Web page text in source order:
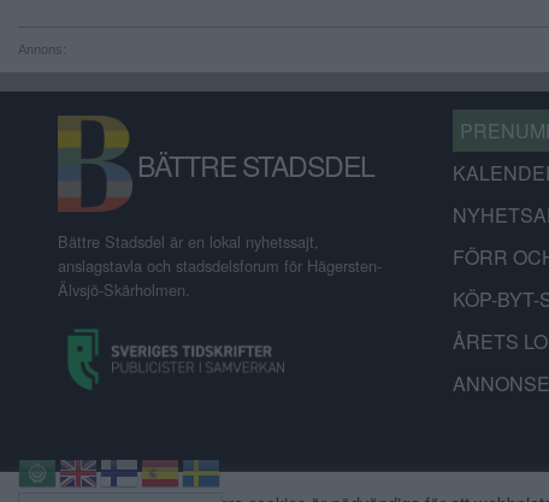
Annons:
BÄTTRE STADSDEL
Bättre Stadsdel är en lokal nyhetssajt,
anslagstavla och stadsdelsforum för Hägersten-
Älvsjö-Skärholmen.
FÖRR
KÖP-BYT-
ÅRETS